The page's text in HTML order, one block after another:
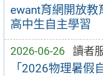
ewant育網開放
高中生自主學習
2026-06-26 讀者
「2026物理暑假